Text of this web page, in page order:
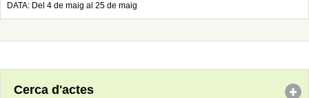
DATA: Del 4 de maig al 25 de maig
Cerca d'actes